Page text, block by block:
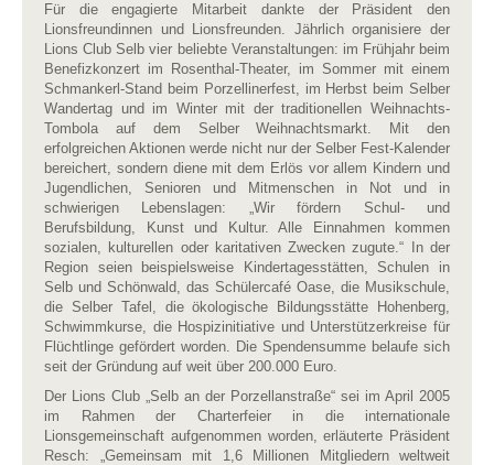
Für die engagierte Mitarbeit dankte der Präsident den
Lionsfreundinnen und Lionsfreunden. Jährlich organisiere der
Lions Club Selb vier beliebte Veranstaltungen: im Frühjahr beim
Benefizkonzert im Rosenthal-Theater, im Sommer mit einem
Schmankerl-Stand beim Porzellinerfest, im Herbst beim Selber
Wandertag und im Winter mit der traditionellen Weihnachts-
Tombola auf dem Selber Weihnachtsmarkt. Mit den
erfolgreichen Aktionen werde nicht nur der Selber Fest-Kalender
bereichert, sondern diene mit dem Erlös vor allem Kindern und
Jugendlichen, Senioren und Mitmenschen in Not und in
schwierigen Lebenslagen: „Wir fördern Schul- und
Berufsbildung, Kunst und Kultur. Alle Einnahmen kommen
sozialen, kulturellen oder karitativen Zwecken zugute.“ In der
Region seien beispielsweise Kindertagesstätten, Schulen in
Selb und Schönwald, das Schülercafé Oase, die Musikschule,
die Selber Tafel, die ökologische Bildungsstätte Hohenberg,
Schwimmkurse, die Hospizinitiative und Unterstützerkreise für
Flüchtlinge gefördert worden. Die Spendensumme belaufe sich
seit der Gründung auf weit über 200.000 Euro.
Der Lions Club „Selb an der Porzellanstraße“ sei im April 2005
im Rahmen der Charterfeier in die internationale
Lionsgemeinschaft aufgenommen worden, erläuterte Präsident
Resch: „Gemeinsam mit 1,6 Millionen Mitgliedern weltweit